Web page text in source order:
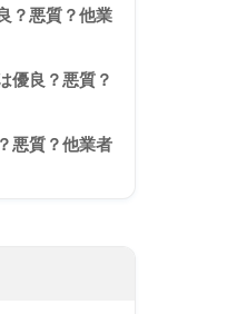
？悪質？他業
優良？悪質？
悪質？他業者